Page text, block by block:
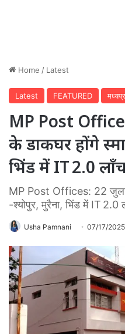
Home / Latest
Latest FEATURED
MP Post
के डाकघर होंगे
भिंड में IT 2.0
MP Post Offices: 22
-श्योपुर, मुरैना, भिंड में IT 2.0
Usha Pamnani 07/17/2025